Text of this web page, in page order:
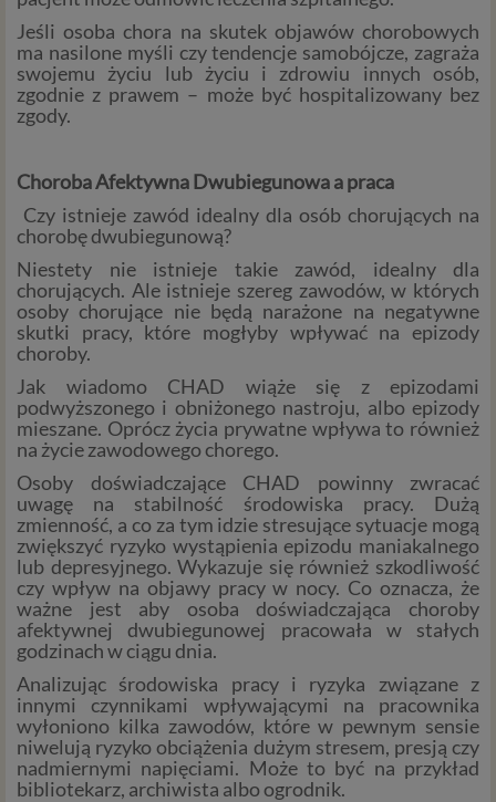
Jeśli osoba chora na skutek objawów chorobowych
ma nasilone myśli czy tendencje samobójcze, zagraża
swojemu życiu lub życiu i zdrowiu innych osób,
zgodnie z prawem – może być hospitalizowany bez
zgody.
Choroba Afektywna Dwubiegunowa a praca
Czy istnieje zawód idealny dla osób chorujących na
chorobę dwubiegunową?
Niestety nie istnieje takie zawód, idealny dla
chorujących. Ale istnieje szereg zawodów, w których
osoby chorujące nie będą narażone na negatywne
skutki pracy, które mogłyby wpływać na epizody
choroby.
Jak wiadomo CHAD wiąże się z epizodami
podwyższonego i obniżonego nastroju, albo epizody
mieszane. Oprócz życia prywatne wpływa to również
na życie zawodowego chorego.
Osoby doświadczające CHAD powinny zwracać
uwagę na stabilność środowiska pracy. Dużą
zmienność, a co za tym idzie stresujące sytuacje mogą
zwiększyć ryzyko wystąpienia epizodu maniakalnego
lub depresyjnego. Wykazuje się również szkodliwość
czy wpływ na objawy pracy w nocy. Co oznacza, że
ważne jest aby osoba doświadczająca choroby
afektywnej dwubiegunowej pracowała w stałych
godzinach w ciągu dnia.
Analizując środowiska pracy i ryzyka związane z
innymi czynnikami wpływającymi na pracownika
wyłoniono kilka zawodów, które w pewnym sensie
niwelują ryzyko obciążenia dużym stresem, presją czy
nadmiernymi napięciami. Może to być na przykład
bibliotekarz, archiwista albo ogrodnik.
Niezbędność przetwarzania do zawarcia lub
wykonania umowy, której jesteś stroną. Umowa to,
w naszym przypadku, regulamin serwisu i
informacje na stronach ofertowych danej usługi.
Jeśli zatem zawieramy z Tobą umowę o realizację
przypadku, gdy zakładasz u nas konto, to umowa o
dostarczenie tego konta upoważnia nas do
przetwarzania danych niezbędnych do jego
zapewnienia (np. danych podanych przez Ciebie w
profilu tego konta). Bez tej możliwości nie bylibyśmy
w stanie zapewnić Ci usługi, a Ty nie mógłbyś z niej
korzystać.
Niezbędność przetwarzania do celów wynikających
z prawnie uzasadnionych interesów realizowanych
przez administratora lub przez stronę trzecią. Ta
podstawa przetwarzania danych dotyczy
przypadków, gdy ich przetwarzanie jest
uzasadnione z uwagi na nasze usprawiedliwione
potrzeby, co obejmuje między innymi konieczność
zapewnienia bezpieczeństwa usługi (np.
sprawdzenie, czy do Twojego konta nie loguje się
nieuprawniona osoba), dokonanie pomiarów
statystycznych, ulepszania naszych usług i
dopasowania ich do potrzeb i wygody
użytkowników (np. personalizowanie treści w
usługach) jak również prowadzenie marketingu i
promocji własnych usług administratora
Psychorada.pl w serwisie administratora (np. jeśli
interesujesz się psychologią dziecka i oglądasz
materiały na ten temat w Psychorada.pl to możemy
Ci wyświetlić reklamę na podobny temat).